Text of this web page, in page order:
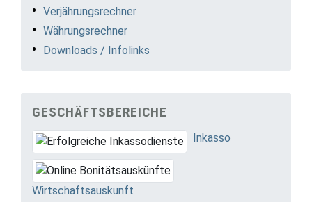
Verjährungsrechner
Währungsrechner
Downloads / Infolinks
GESCHÄFTSBEREICHE
Inkasso
Wirtschaftsauskunft